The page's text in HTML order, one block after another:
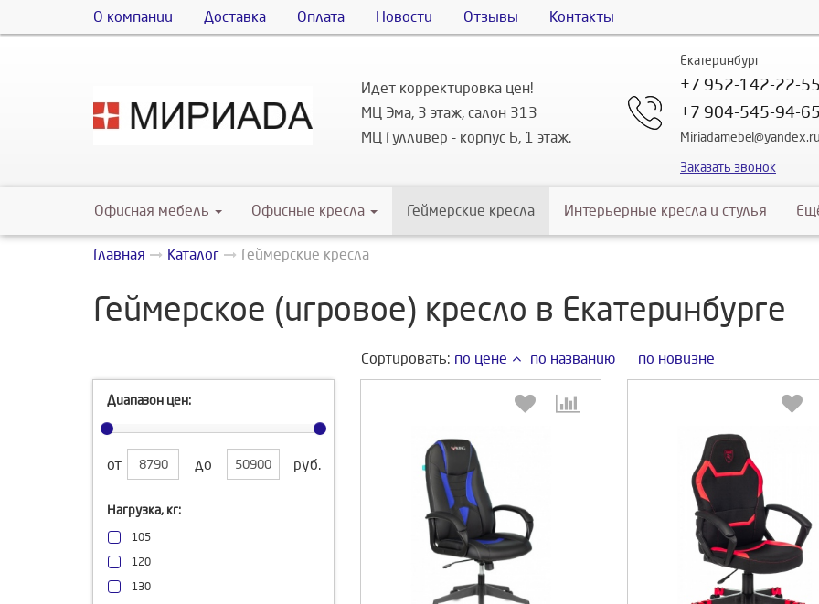
О компании Доставка Оплата Новости Отзывы Контакты
Идет корректировка цен!
МЦ Эма, 3 этаж, салон 313
МЦ Гулливер - корпус Б, 1 этаж.
Екатеринбург
+7 952-142-22-55
+7 904-545-94-65
Miriadamebel@yandex.ru
Заказать звонок
Офисная мебель Офисные кресла Геймерские кресла Интерьерные кресла и стулья
Главная Каталог Геймерские кресла
Геймерское (игровое) кресло в Екатеринбурге
Сортировать: по цене по названию по новизне
Диапазон цен:
от до руб.
Нагрузка, кг:
105
120
130
Выберите количество: Выберите количество: